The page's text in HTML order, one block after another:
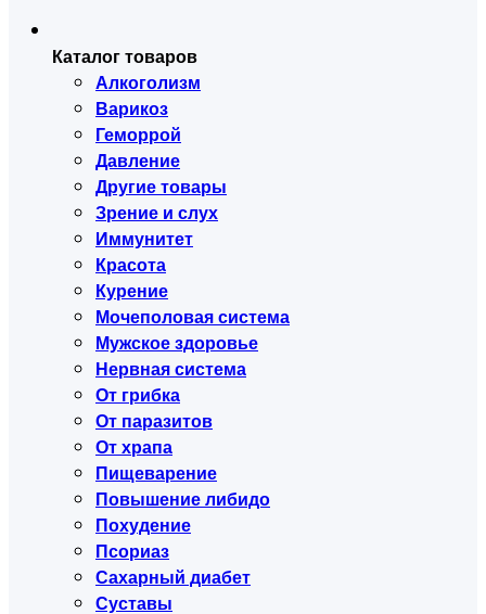
Каталог товаров
Алкоголизм
Варикоз
Геморрой
Давление
Другие товары
Зрение и слух
Иммунитет
Красота
Курение
Мочеполовая система
Мужское здоровье
Нервная система
От грибка
От паразитов
От храпа
Пищеварение
Повышение либидо
Похудение
Псориаз
Сахарный диабет
Суставы